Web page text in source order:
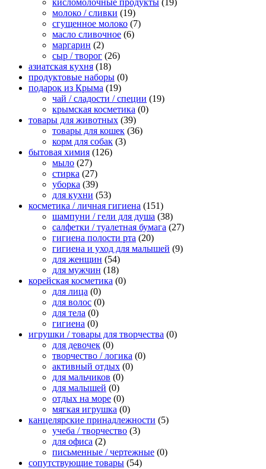
кисломолочные продукты (19)
молоко / сливки (19)
сгущенное молоко (7)
масло сливочное (6)
маргарин (2)
сыр / творог (26)
азиатская кухня (18)
продуктовые наборы (0)
подарок из Крыма (19)
чай / сладости / специи (19)
крымская косметика (0)
товары для животных (39)
товары для кошек (36)
корм для собак (3)
бытовая химия (126)
мыло (27)
стирка (27)
уборка (39)
для кухни (53)
косметика / личная гигиена (151)
шампуни / гели для душа (38)
салфетки / туалетная бумага (27)
гигиена полости рта (20)
гигиена и уход для малышей (9)
для женщин (54)
для мужчин (18)
корейская косметика (0)
для лица (0)
для волос (0)
для тела (0)
гигиена (0)
игрушки / товары для творчества (0)
для девочек (0)
творчество / логика (0)
активный отдых (0)
для мальчиков (0)
для малышей (0)
отдых на море (0)
мягкая игрушка (0)
канцелярские принадлежности (5)
учеба / творчество (3)
для офиса (2)
письменные / чертежные (0)
сопутствующие товары (54)